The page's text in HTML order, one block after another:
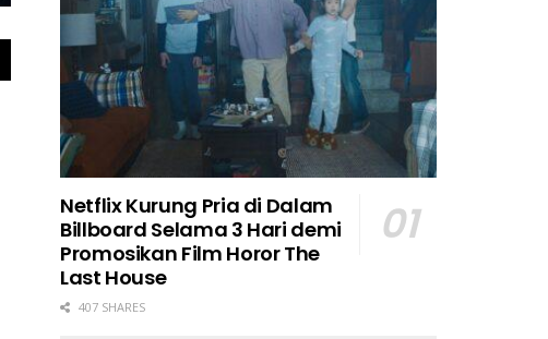
Netflix Kurung Pria di Dalam
Billboard Selama 3 Hari demi
Promosikan Film Horor The
Last House
407 SHARES